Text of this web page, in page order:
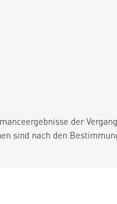
der
sind nach den